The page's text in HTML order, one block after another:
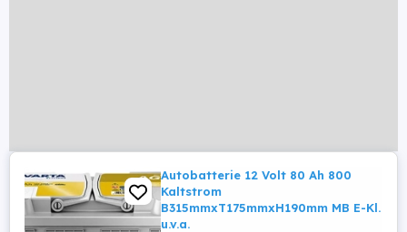
Autobatterie 12 Volt 80 Ah 800
Kaltstrom
B315mmxT175mmxH190mm MB E-Kl.
u.v.a.